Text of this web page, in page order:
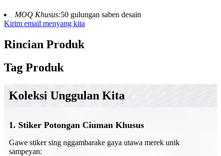
MOQ Khusus:50 gulungan saben desain
Kirim email menyang kita
Rincian Produk
Tag Produk
Koleksi Unggulan Kita
1. Stiker Potongan Ciuman Khusus
Gawe stiker sing nggambarake gaya utawa merek unik
sampeyan: